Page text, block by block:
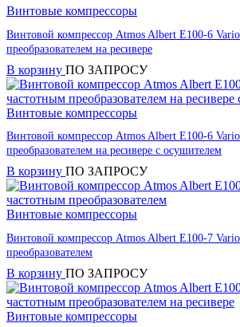
Винтовые компрессоры
Винтовой компрессор Atmos Albert E100-6
преобразователем на ресивере
В корзину ПО ЗАПРОСУ
Винтовые компрессоры
Винтовой компрессор Atmos Albert E100-6
преобразователем на ресивере с осушителем
В корзину ПО ЗАПРОСУ
Винтовые компрессоры
Винтовой компрессор Atmos Albert E100-7
преобразователем
В корзину ПО ЗАПРОСУ
Винтовые компрессоры